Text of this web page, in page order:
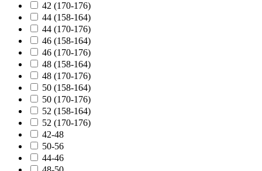
42 (170-176)
44 (158-164)
44 (170-176)
46 (158-164)
46 (170-176)
48 (158-164)
48 (170-176)
50 (158-164)
50 (170-176)
52 (158-164)
52 (170-176)
42-48
50-56
44-46